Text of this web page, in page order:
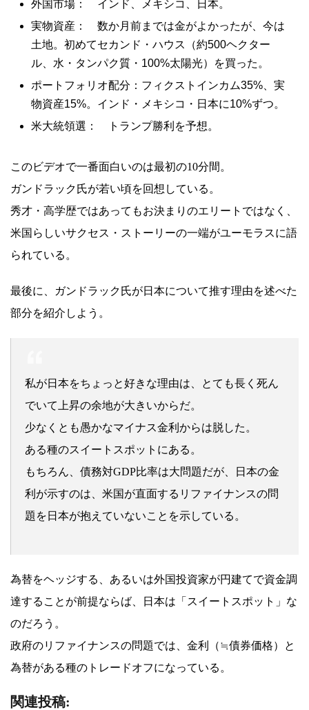
外国市場： インド、メキシコ、日本。
実物資産： 数か月前までは金がよかったが、今は
土地。初めてセカンド・ハウス（約500ヘクター
ル、水・タンパク質・100%太陽光）を買った。
ポートフォリオ配分：フィクストインカム35%、実
物資産15%。インド・メキシコ・日本に10%ずつ。
米大統領選： トランプ勝利を予想。
このビデオで一番面白いのは最初の10分間。
ガンドラック氏が若い頃を回想している。
秀才・高学歴ではあってもお決まりのエリートではなく、
米国らしいサクセス・ストーリーの一端がユーモラスに語
られている。
最後に、ガンドラック氏が日本について推す理由を述べた
部分を紹介しよう。
私が日本をちょっと好きな理由は、とても長く死ん
でいて上昇の余地が大きいからだ。
少なくとも愚かなマイナス金利からは脱した。
ある種のスイートスポットにある。
もちろん、債務対GDP比率は大問題だが、日本の金
利が示すのは、米国が直面するリファイナンスの問
題を日本が抱えていないことを示している。
為替をヘッジする、あるいは外国投資家が円建てで資金調
達することが前提ならば、日本は「スイートスポット」な
のだろう。
政府のリファイナンスの問題では、金利（≒債券価格）と
為替がある種のトレードオフになっている。
関連投稿: